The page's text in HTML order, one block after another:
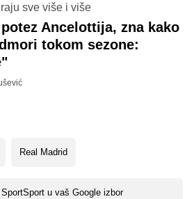
sve više i više
Ancelottija, zna kako
tokom sezone:
Real Madrid
SportSport u vaš Google izbor